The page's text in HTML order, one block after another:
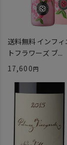
送料無料 インフィ
トフラワーズ ブ...
17,600